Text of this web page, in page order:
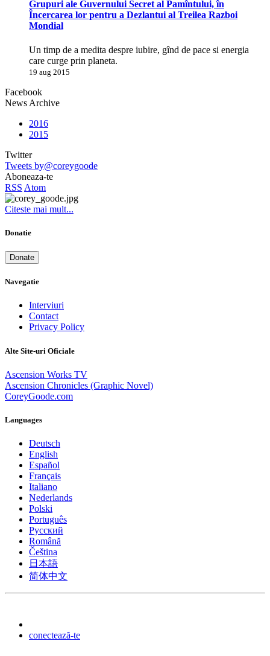
Grupuri ale Guvernului Secret al Pamîntului, în
Încercarea lor pentru a Dezlantui al Treilea Razboi
Mondial
Un timp de a medita despre iubire, gînd de pace si energia
care curge prin planeta.
19 aug 2015
Facebook
News Archive
2016
2015
Twitter
Tweets by@coreygoode
Aboneaza-te
RSS Atom
Citeste mai mult...
Donatie
Donate
Navegatie
Interviuri
Contact
Privacy Policy
Alte Site-uri Oficiale
Ascension Works TV
Ascension Chronicles (Graphic Novel)
CoreyGoode.com
Languages
Deutsch
English
Español
Français
Italiano
Nederlands
Polski
Português
Pусский
Română
Čeština
日本語
简体中文
conectează-te